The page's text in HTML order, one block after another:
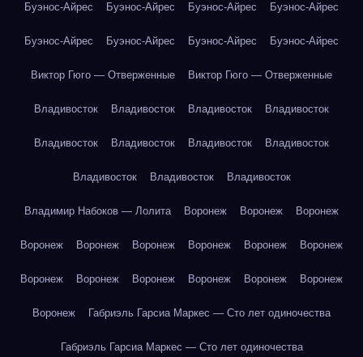
Буэнос-Айрес Буэнос-Айрес Буэнос-Айрес Буэнос-Айрес
Буэнос-Айрес Буэнос-Айрес Буэнос-Айрес Буэнос-Айрес
Виктор Гюго — Отверженные Виктор Гюго — Отверженные
Владивосток Владивосток Владивосток Владивосток
Владивосток Владивосток Владивосток Владивосток
Владивосток Владивосток Владивосток
Владимир Набоков — Лолита Воронеж Воронеж Воронеж
Воронеж Воронеж Воронеж Воронеж Воронеж Воронеж
Воронеж Воронеж Воронеж Воронеж Воронеж Воронеж
Воронеж Габриэль Гарсиа Маркес — Сто лет одиночества
Габриэль Гарсиа Маркес — Сто лет одиночества